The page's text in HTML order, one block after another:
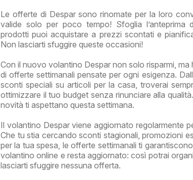
Le offerte di Despar sono rinomate per la loro
valide solo per poco tempo! Sfoglia l’anteprima
prodotti puoi acquistare a prezzi scontati e
Non lasciarti sfuggire queste occasioni!
Con il nuovo volantino Despar non solo risparmi, ma
di offerte settimanali pensate per ogni esigenza.
sconti speciali su articoli per la casa, troverai
ottimizzare il tuo budget senza rinunciare alla
novità ti aspettano questa settimana.
Il volantino Despar viene aggiornato regolarmente
Che tu stia cercando sconti stagionali, promozioni
per la tua spesa, le offerte settimanali ti
volantino online e resta aggiornato: così potrai
lasciarti sfuggire nessuna offerta.